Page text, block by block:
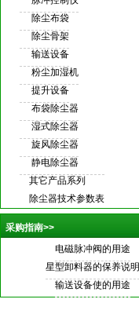
除尘布袋
除尘骨架
输送设备
粉尘加湿机
提升设备
布袋除尘器
湿式除尘器
旋风除尘器
静电除尘器
其它产品系列
除尘器技术参数表
采购指南>>
电磁脉冲阀的用途
星型卸料器的保养说明
输送设备使的用途